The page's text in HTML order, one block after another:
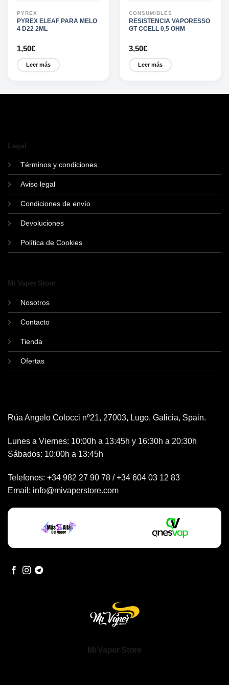
PYREX
PYREX ELEAF PARA MELO
4 D22 2ML
1,50€
Leer más
CONSUMIBLES
RESISTENCIA VAPORESSO
GT CCELL 0,5 OHM
3,50€
Leer más
Legal
Términos y condiciones
Aviso legal
Condiciones de envío
Devoluciones
Política de Cookies
Mi Vaper Store
Nosotros
Contacto
Tienda
Ofertas
Rúa Angelo Colocci nº21, 27003, Lugo, Galicia, Spain.
Lunes a Viernes: 10:00h a 13:45h y 16:30h a 20:30h
Sábados: 10:00h a 13:45h
Telefonos: +34 982 27 90 78 /+34 604 03 12 83
Email: info@mivaperstore.com
Mi Vaper Store